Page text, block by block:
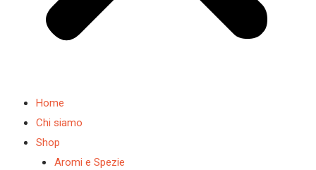
Home
Chi siamo
Shop
Aromi e Spezie